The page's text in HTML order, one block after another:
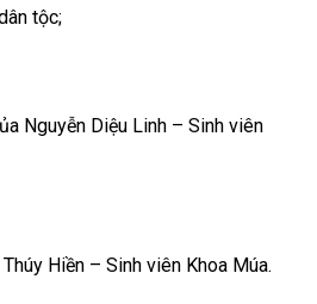
tộc;
Nguyễn Diệu Linh – Sinh viên
Hiền – Sinh viên Khoa Múa.